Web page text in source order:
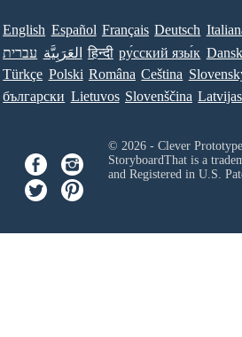
English Español Français Deutsch
עברית العَرَبِيَّة हिन्दी ру́сский язы́к Dansk
Türkçe Polski Româna Ceština
български Lietuvos Slovenščina Latvijas
© 2026 - Clever
StoryboardThat is a
and Registered in U.S.